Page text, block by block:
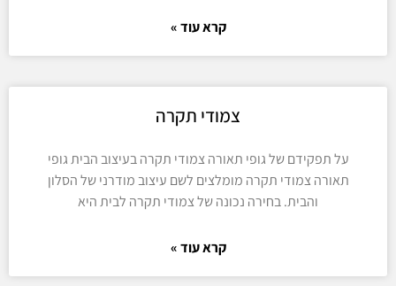
קרא עוד »
צמודי תקרה
על תפקידם של גופי תאורה צמודי תקרה בעיצוב הבית גופי
תאורה צמודי תקרה מומלצים לשם עיצוב מודרני של הסלון
והבית. בחירה נכונה של צמודי תקרה לבית היא
קרא עוד »